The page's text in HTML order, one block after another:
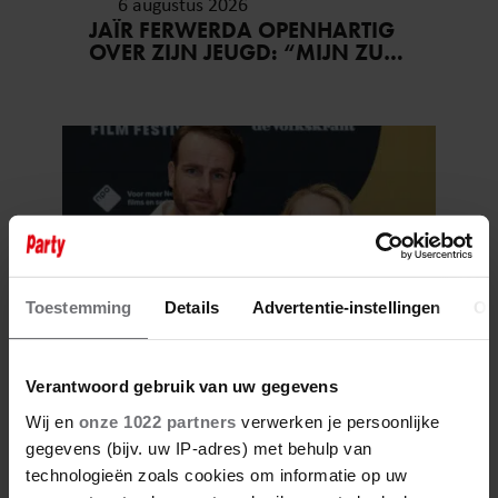
Toestemming Details Advertentie-instellingen
Verantwoord gebruik van uw gegevens
Wij en onze 1022 partners verwerken je persoonlijke
gegevens (bijv. uw IP-adres) met behulp van
technologieën zoals cookies om informatie op uw
JAÏR FERWERDA OPENHARTIG
OVER ZIJN JEUGD: “MIJN ZUS
4 augustus 2026
GEZINSUITBREIDING VOOR
JELKA VAN HOUTEN EN HENRY
VAN LOON!